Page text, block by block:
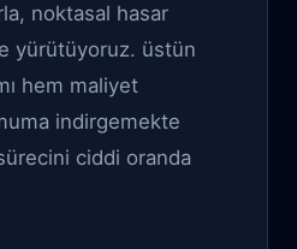
noktasal hasar
yürütüyoruz. üstün
hem maliyet
indirgemekte
ciddi oranda